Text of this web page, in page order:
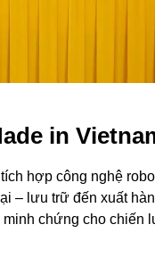
in
hợp công nghệ
– lưu trữ đến xuất
chứng cho chiến